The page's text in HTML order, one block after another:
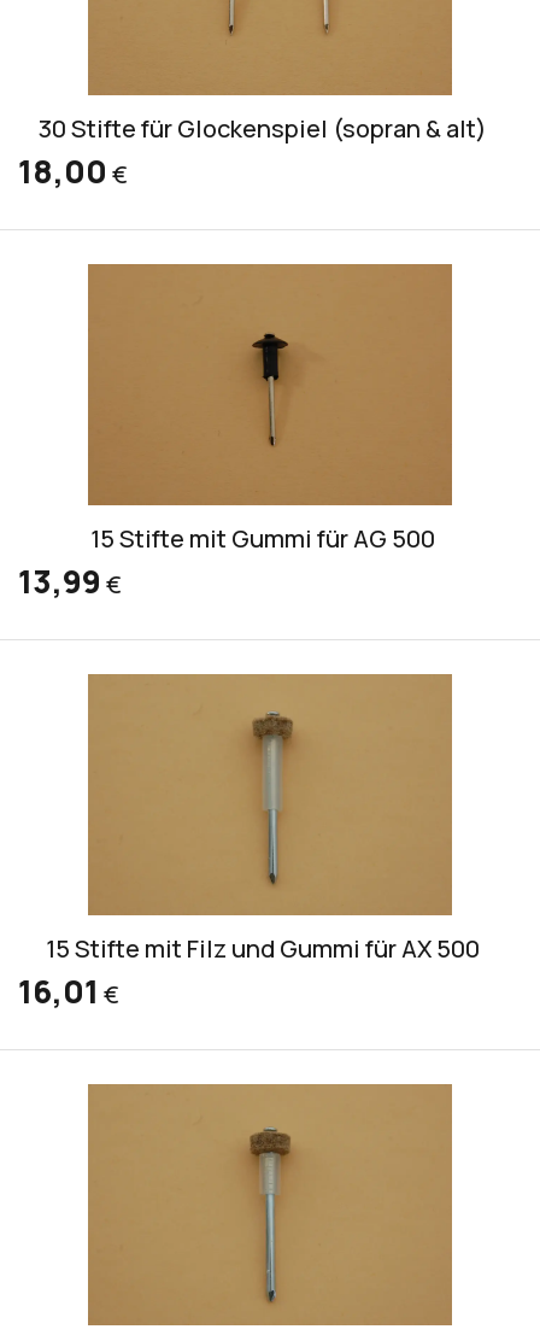
30 Stifte für Glockenspiel (sopran & alt)
18,00 €
15 Stifte mit Gummi für AG 500
13,99 €
15 Stifte mit Filz und Gummi für AX 500
16,01 €